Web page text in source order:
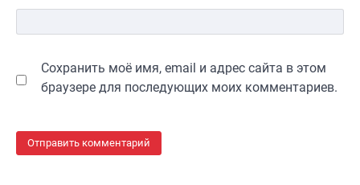
Сохранить моё имя, email и адрес сайта в этом
браузере для последующих моих комментариев.